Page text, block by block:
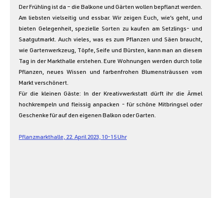
Der Frühling ist da – die Balkone und Gärten wollen bepflanzt werden.
Am liebsten vielseitig und essbar. Wir zeigen Euch, wie’s geht, und
bieten Gelegenheit, spezielle Sorten zu kaufen am Setzlings- und
Saatgutmarkt. Auch vieles, was es zum Pflanzen und Säen braucht,
wie Gartenwerkzeug, Töpfe, Seife und Bürsten, kann man an diesem
Tag in der Markthalle erstehen. Eure Wohnungen werden durch tolle
Pflanzen, neues Wissen und farbenfrohen Blumensträussen vom
Markt verschönert.
Für die kleinen Gäste: In der Kreativwerkstatt dürft ihr die Ärmel
hochkrempeln und fleissig anpacken - für schöne Mitbringsel oder
Geschenke für auf den eigenen Balkon oder Garten.
Pflanzmarkthalle, 22. April 2023, 10-15 Uhr